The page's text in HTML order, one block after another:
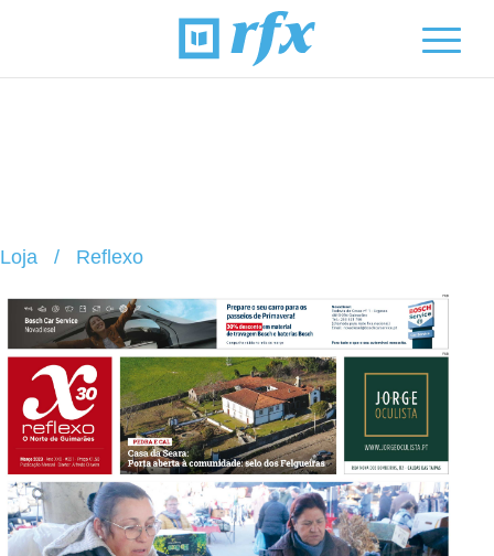
Loja / Reflexo